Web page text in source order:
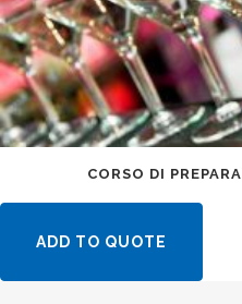
CORSO DI
ADD TO QUOTE